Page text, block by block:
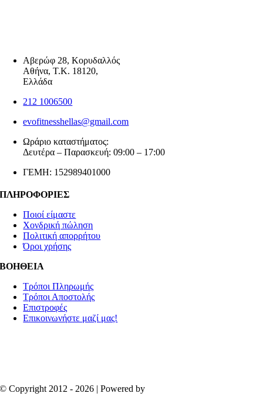
Αβερώφ 28, Κορυδαλλός
Αθήνα, Τ.Κ. 18120,
Ελλάδα
212 1006500
evofitnesshellas@gmail.com
Ωράριο καταστήματος:
Δευτέρα – Παρασκευή: 09:00 – 17:00
ΓΕΜΗ: 152989401000
ΠΛΗΡΟΦΟΡΙΕΣ
Ποιοί είμαστε
Χονδρική πώληση
Πολιτική απορρήτου
Όροι χρήσης
ΒΟΗΘΕΙΑ
Τρόποι Πληρωμής
Τρόποι Αποστολής
Επιστροφές
Επικοινωνήστε μαζί μας!
© Copyright 2012 - 2026 | Powered by